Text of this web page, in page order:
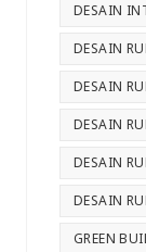
DESAIN
DESAIN
DESAIN
DESAIN
DESAIN
DESAIN
GREEN